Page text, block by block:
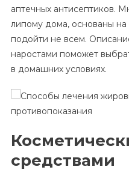
аптечных антисептиков.
липому дома, основаны
подойти не всем.
наростами поможет
в домашних условиях.
средствами